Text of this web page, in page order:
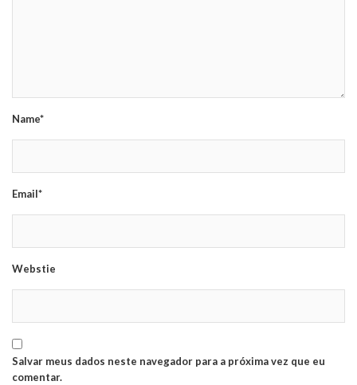
Name*
Email*
Webstie
Salvar meus dados neste navegador para a próxima vez que eu
comentar.